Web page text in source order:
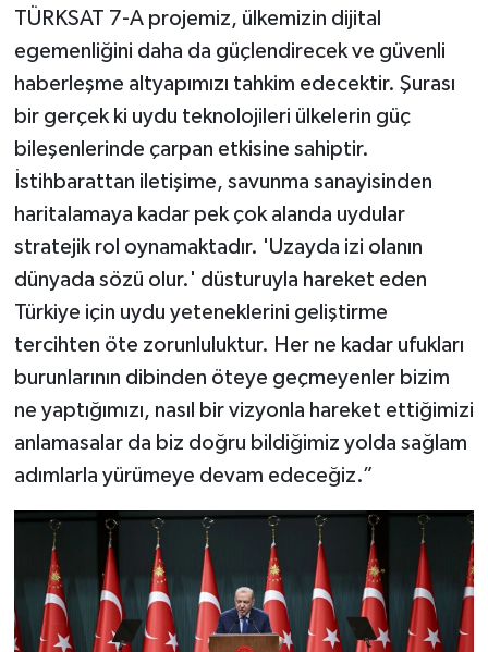
TÜRKSAT 7-A projemiz, ülkemizin dijital
egemenliğini daha da güçlendirecek ve güvenli
haberleşme altyapımızı tahkim edecektir. Şurası
bir gerçek ki uydu teknolojileri ülkelerin güç
bileşenlerinde çarpan etkisine sahiptir.
İstihbarattan iletişime, savunma sanayisinden
haritalamaya kadar pek çok alanda uydular
stratejik rol oynamaktadır. 'Uzayda izi olanın
dünyada sözü olur.' düsturuyla hareket eden
Türkiye için uydu yeteneklerini geliştirme
tercihten öte zorunluluktur. Her ne kadar ufukları
burunlarının dibinden öteye geçmeyenler bizim
ne yaptığımızı, nasıl bir vizyonla hareket ettiğimizi
anlamasalar da biz doğru bildiğimiz yolda sağlam
adımlarla yürümeye devam edeceğiz.”